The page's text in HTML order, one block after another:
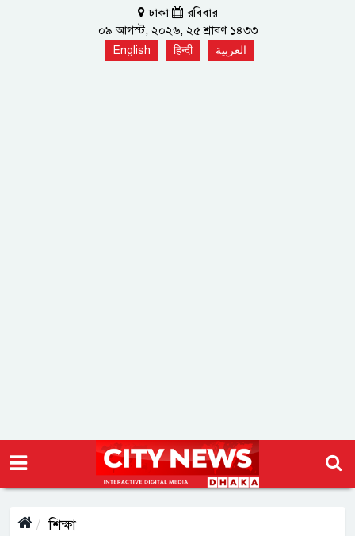
ঢাকা
রবিবার
০৯ আগস্ট, ২০২৬, ২৫ শ্রাবণ ১৪৩৩
English हिन्दी العربية
শিক্ষা